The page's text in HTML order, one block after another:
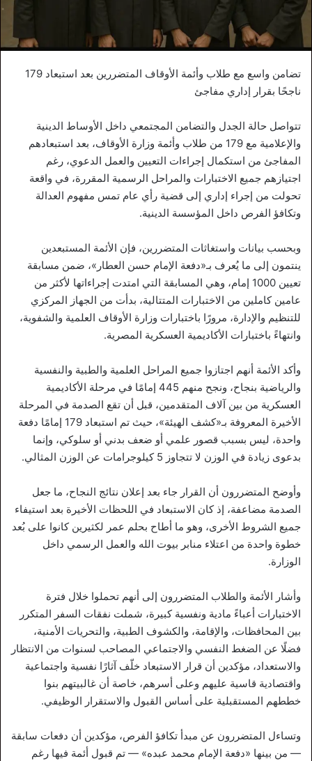
تضامن واسع مع طلاب وأئمة الأوقاف المتضررين بعد استبعاد 179
ناجحًا بقرار إداري مفاجئ
تتواصل حالة الجدل والتضامن المجتمعي داخل الأوساط الدينية
والإعلامية مع 179 من طلاب وأئمة وزارة الأوقاف، بعد استبعادهم
المفاجئ من استكمال إجراءات التعيين والعمل الدعوي، رغم
اجتيازهم جميع الاختبارات والمراحل الرسمية المقررة، في واقعة
تحولت من إجراء إداري إلى قضية رأي عام تمس مفهوم العدالة
وتكافؤ الفرص داخل المؤسسة الدينية.
وبحسب بيانات واستغاثات المتضررين، فإن الأئمة المستبعدين
ينتمون إلى ما يُعرف بـ«دفعة الإمام حسن العطار»، ضمن مسابقة
تعيين 1000 إمام، وهي المسابقة التي امتدت إجراءاتها لأكثر من
عامين كاملين من الاختبارات المتتالية، بدأت من الجهاز المركزي
للتنظيم والإدارة، مرورًا باختبارات وزارة الأوقاف العلمية والشفوية،
وانتهاءً باختبارات الأكاديمية العسكرية المصرية.
وأكد الأئمة أنهم اجتازوا جميع المراحل العلمية والطبية والنفسية
والرياضية بنجاح، ونجح منهم 445 إمامًا في مرحلة الأكاديمية
العسكرية من بين آلاف المتقدمين، قبل أن تقع الصدمة في المرحلة
الأخيرة المعروفة بـ«كشف الهيئة»، حيث تم استبعاد 179 إمامًا دفعة
واحدة، ليس بسبب قصور علمي أو ضعف بدني أو سلوكي، وإنما
بدعوى زيادة في الوزن لا تتجاوز 5 كيلوجرامات عن الوزن المثالي.
وأوضح المتضررون أن القرار جاء بعد إعلان نتائج النجاح، ما جعل
الصدمة مضاعفة، إذ كان الاستبعاد في اللحظات الأخيرة بعد استيفاء
جميع الشروط الأخرى، وهو ما أطاح بحلم عمر لكثيرين كانوا على بُعد
خطوة واحدة من اعتلاء منابر بيوت الله والعمل الرسمي داخل
الوزارة.
وأشار الأئمة والطلاب المتضررون إلى أنهم تحملوا خلال فترة
الاختبارات أعباءً مادية ونفسية كبيرة، شملت نفقات السفر المتكرر
بين المحافظات، والإقامة، والكشوف الطبية، والتحريات الأمنية،
فضلًا عن الضغط النفسي والاجتماعي المصاحب لسنوات من الانتظار
والاستعداد، مؤكدين أن قرار الاستبعاد خلّف آثارًا نفسية واجتماعية
واقتصادية قاسية عليهم وعلى أسرهم، خاصة أن غالبيتهم بنوا
خططهم المستقبلية على أساس القبول والاستقرار الوظيفي.
وتساءل المتضررون عن مبدأ تكافؤ الفرص، مؤكدين أن دفعات سابقة
— من بينها «دفعة الإمام محمد عبده» — تم قبول أئمة فيها رغم